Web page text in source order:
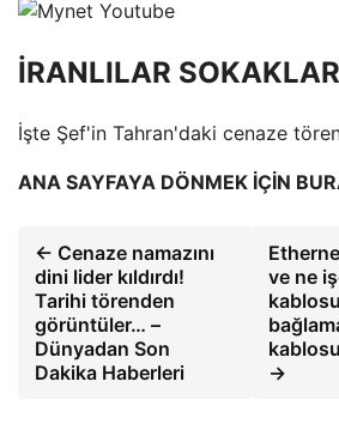
İRANLILAR
İşte Şef'in Tahran'daki cenaze
ANA SAYFAYA DÖNMEK İÇİN
← Cenaze namazını
dini lider kıldırdı!
Tarihi törenden
görüntüler… –
Dünyadan Son
Dakika Haberleri
ve ne
→